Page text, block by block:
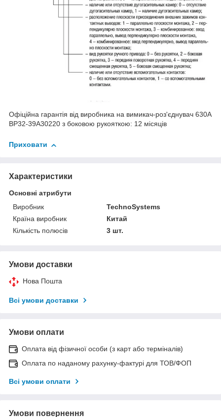
Офіційна гарантія від виробника на вимикач-роз'єднувач 630А
ВР32-39A30220 з боковою рукояткою: 12 місяців
Приховати
Характеристики
Основні атрибути
Виробник
TechnoSystems
Країна виробник
Китай
Кількість полюсів
3 шт.
Умови доставки
Нова Пошта
Всі умови доставки
Умови оплати
Оплата від фізичної особи (з карт або терміналів)
Оплата по наданому рахунку-фактурі для ТОВ/ФОП
Всі умови оплати
Умови повернення